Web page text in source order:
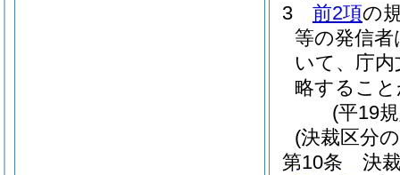
3
前2項の
等の発信
いて、庁
略するこ
(平19
(決裁区分
第10条
決